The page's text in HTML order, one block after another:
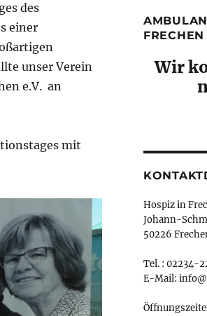
des
einer
unser Verein
e.V. an
mit
FRECHEN
Wir
Hospiz in
Johann-
50226
Tel. : 02234-
E-Mail: